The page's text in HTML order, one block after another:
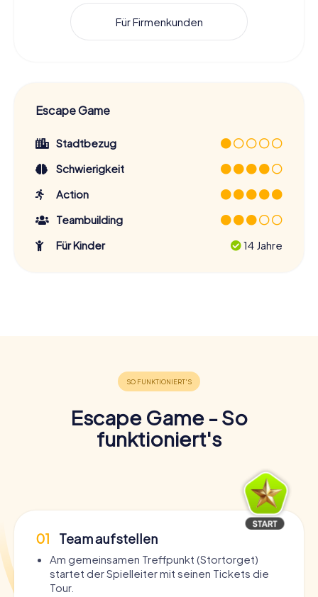
Für Firmenkunden
Escape Game
Stadtbezug
Schwierigkeit
Action
Teambuilding
Für Kinder
14 Jahre
Escape Game - So
funktioniert's
01 Team aufstellen
Am gemeinsamen Treffpunkt (Stortorget)
startet der Spielleiter mit seinen Tickets die
Tour.